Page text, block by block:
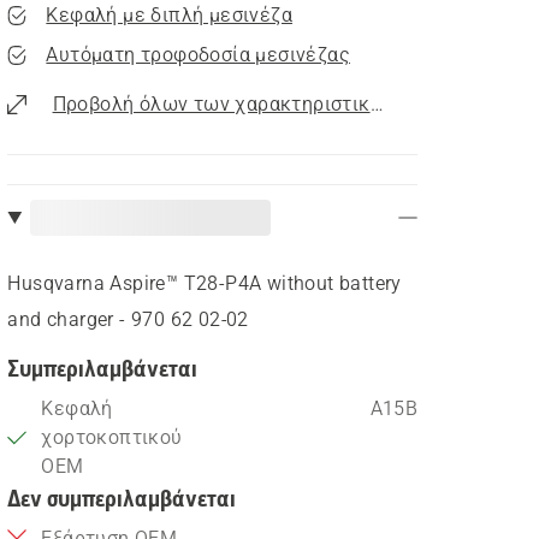
Κεφαλή με διπλή μεσινέζα
Αυτόματη τροφοδοσία μεσινέζας
Προβολή όλων των χαρακτηριστικών
Husqvarna Aspire™ T28-P4A without battery
and charger - 970 62 02‑02
Συμπεριλαμβάνεται
Κεφαλή
χορτοκοπτικού
OEM
A15B
Δεν συμπεριλαμβάνεται